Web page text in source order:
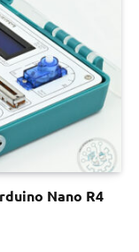
Nano R4